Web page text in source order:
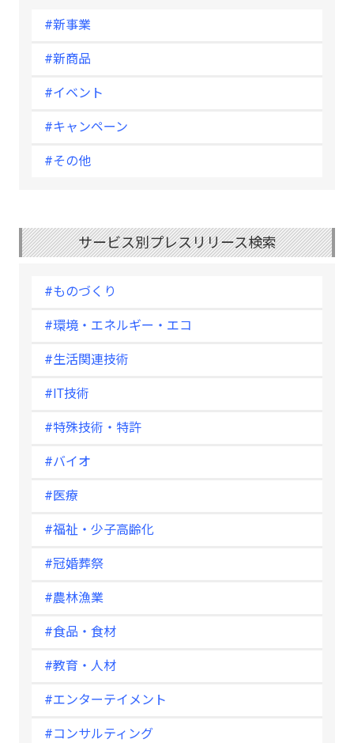
#新事業
#新商品
#イベント
#キャンペーン
#その他
サービス別プレスリリース検索
#ものづくり
#環境・エネルギー・エコ
#生活関連技術
#IT技術
#特殊技術・特許
#バイオ
#医療
#福祉・少子高齢化
#冠婚葬祭
#農林漁業
#食品・食材
#教育・人材
#エンターテイメント
#コンサルティング